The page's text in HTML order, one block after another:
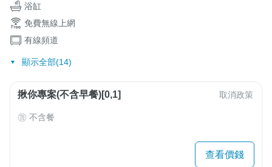
浴缸
免費無線上網
有線頻道
顯示全部(14)
揪你專案(不含早餐)[0,1] 取消政策
不含餐
查看價錢